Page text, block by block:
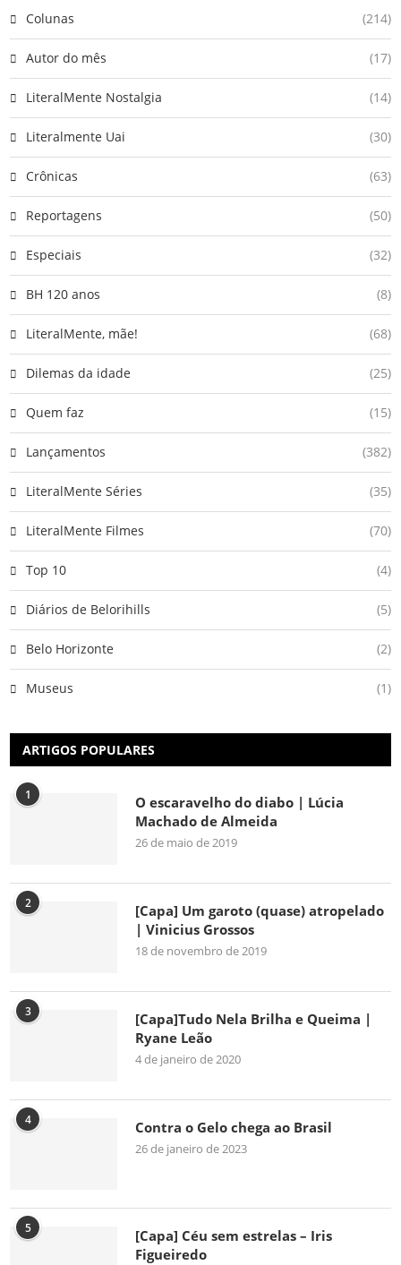
Colunas (214)
Autor do mês (17)
LiteralMente Nostalgia (14)
Literalmente Uai (30)
Crônicas (63)
Reportagens (50)
Especiais (32)
BH 120 anos (8)
LiteralMente, mãe! (68)
Dilemas da idade (25)
Quem faz (15)
Lançamentos (382)
LiteralMente Séries (35)
LiteralMente Filmes (70)
Top 10 (4)
Diários de Belorihills (5)
Belo Horizonte (2)
Museus (1)
ARTIGOS POPULARES
1
O escaravelho do diabo | Lúcia
Machado de Almeida
26 de maio de 2019
2
[Capa] Um garoto (quase) atropelado
| Vinicius Grossos
18 de novembro de 2019
3
[Capa]Tudo Nela Brilha e Queima |
Ryane Leão
4 de janeiro de 2020
4 Contra o Gelo chega ao Brasil
26 de janeiro de 2023
5
[Capa] Céu sem estrelas – Iris
Figueiredo